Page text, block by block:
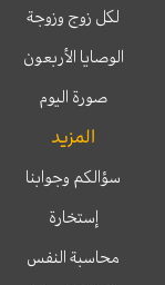
لكل زوج وزوجة
الوصايا الأربعون
صورة اليوم
المزيد
سؤالكم وجوابنا
إستخارة
محاسبة النفس